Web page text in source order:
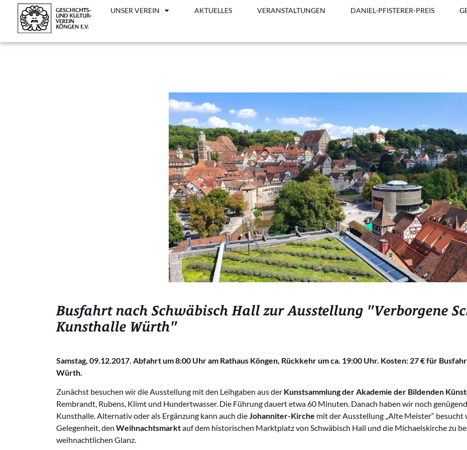
UNSER VEREIN AKTUELLES VERANSTALTUNGEN DANIEL-PFISTERER-PREIS
Busfahrt nach Schwäbisch Hall zur Ausstellung "Verborgene
Kunsthalle Würth"
Samstag, 09.12.2017. Abfahrt um 8:00 Uhr am Rathaus Köngen, Rückkehr um ca. 19:00 Uhr. Kosten: 27 € für
Würth.
Zunächst besuchen wir die Ausstellung mit den Leihgaben aus der Kunstsammlung der Akademie der Bildenden
Rembrandt, Rubens, Klimt und Hundertwasser. Die Führung dauert etwa 60 Minuten. Danach haben wir noch
Kunsthalle. Alternativ oder als Ergänzung kann auch dieJohanniter-Kirche mit der Ausstellung „Alte Meister“
Gelegenheit, den Weihnachtsmarktauf dem historischen Marktplatz von Schwäbisch Hall und die Michaelskirche zu
weihnachtlichen Glanz.